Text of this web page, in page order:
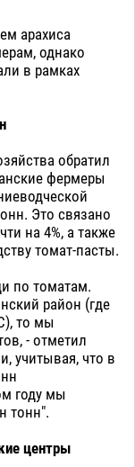
арахиса
однако
в рамках
обратил
фермеры
Это связано
на 4%, а также
томат-пасты.
по томатам.
район (где
то мы
- отметил
учитывая, что в
году мы
тонн".
центры